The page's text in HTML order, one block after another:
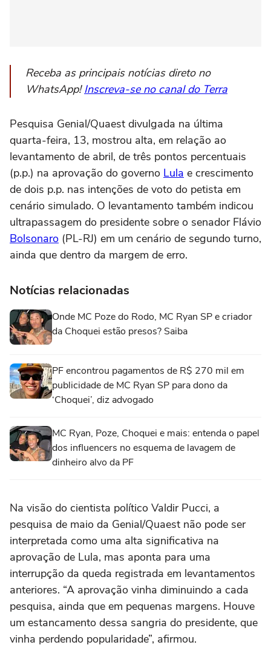
Receba as principais notícias direto no
WhatsApp!Inscreva-se no canal do Terra
Pesquisa Genial/Quaest divulgada na última
quarta-feira, 13, mostrou alta, em relação ao
levantamento de abril, de três pontos percentuais
(p.p.) na aprovação do governo Lula e crescimento
de dois p.p. nas intenções de voto do petista em
cenário simulado. O levantamento também indicou
ultrapassagem do presidente sobre o senador Flávio
Bolsonaro (PL-RJ) em um cenário de segundo turno,
ainda que dentro da margem de erro.
Notícias relacionadas
Onde MC Poze do Rodo, MC Ryan SP e criador
da Choquei estão presos? Saiba
PF encontrou pagamentos de R$ 270 mil em
publicidade de MC Ryan SP para dono da
‘Choquei’, diz advogado
MC Ryan, Poze, Choquei e mais: entenda o papel
dos influencers no esquema de lavagem de
dinheiro alvo da PF
Na visão do cientista político Valdir Pucci, a
pesquisa de maio da Genial/Quaest não pode ser
interpretada como uma alta significativa na
aprovação de Lula, mas aponta para uma
interrupção da queda registrada em levantamentos
anteriores. “A aprovação vinha diminuindo a cada
pesquisa, ainda que em pequenas margens. Houve
um estancamento dessa sangria do presidente, que
vinha perdendo popularidade”, afirmou.